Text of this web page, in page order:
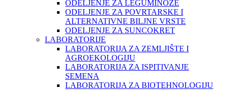
ODELJENJE ZA LEGUMINOZE
ODELJENJE ZA POVRTARSKE I
ALTERNATIVNE BILJNE VRSTE
ODELJENJE ZA SUNCOKRET
LABORATORIJE
LABORATORIJA ZA ZEMLJIŠTE I
AGROEKOLOGIJU
LABORATORIJA ZA ISPITIVANJE
SEMENA
LABORATORIJA ZA BIOTEHNOLOGIJU